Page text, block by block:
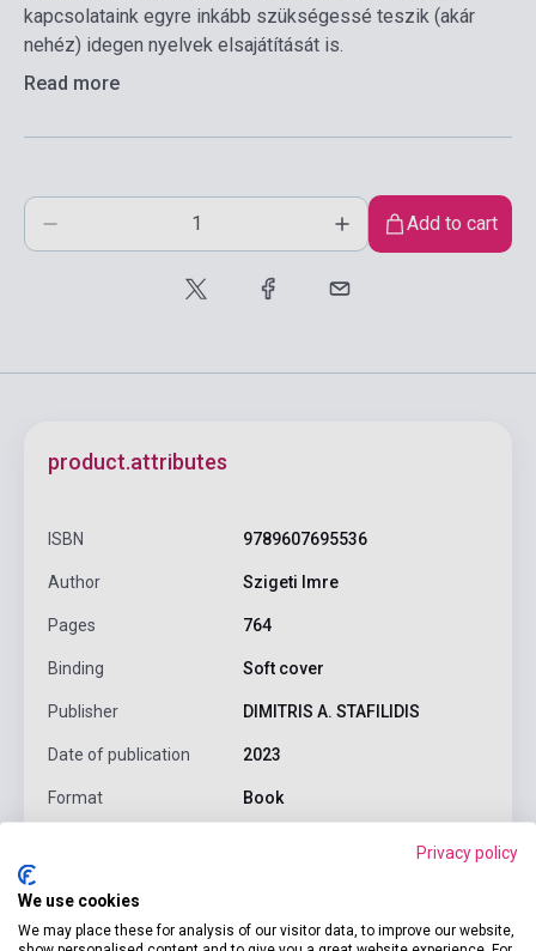
kapcsolataink egyre inkább szükségessé teszik (akár
nehéz) idegen nyelvek elsajátítását is.
Read more
Add to cart
product.attributes
ISBN 9789607695536
Author Szigeti Imre
Pages 764
Binding Soft cover
Publisher DIMITRIS A. STAFILIDIS
Date of publication 2023
Format Book
Detailed description Related links Reviews
Privacy policy
We use cookies
We may place these for analysis of our visitor data, to improve our website,